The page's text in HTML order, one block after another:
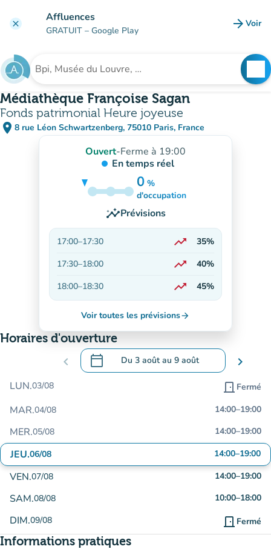
clear Affluences
GRATUIT – Google Play arrow_forward Voir
Rechercher un établissement
Médiathèque Françoise Sagan
Fonds patrimonial Heure joyeuse
place 8 rue Léon Schwartzenberg, 75010 Paris, France
(ouvrir dans Google Maps)
(nouvel onglet)
Ouvert-Ferme à 19:00
En temps réel
0 %
5%
d'occupation
insightsPrévisions
17:00–17:30 trending_up
35%
17:30–18:00 trending_up
40%
18:00–18:30 trending_up
En hausse
45%
Voir toutes les prévisionsarrow_forward
Horaires d'ouverture
chevron_left calendar_today Du 3 aoûtau 9 août
.Ouvrir le calendrier pour changer de
chevron_right
LUN.03/08 door_front Fermé
MAR.04/08 14:00–19:00
MER.05/08 14:00–19:00
JEU.06/08 14:00–19:00
VEN.07/08 14:00–19:00
SAM.08/08 10:00–18:00
DIM.09/08 door_front Fermé
Informations pratiques